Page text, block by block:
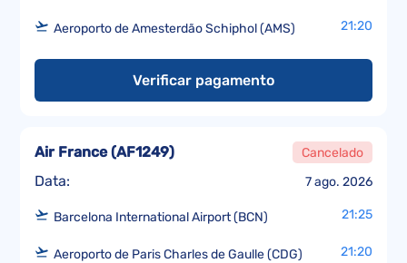
Aeroporto de Amesterdão Schiphol (AMS) 21:20
Verificar pagamento
Data: 7 ago. 2026
Air France(AF1249) Cancelado
Barcelona International Airport (BCN) 21:25
Aeroporto de Paris Charles de Gaulle (CDG) 21:20